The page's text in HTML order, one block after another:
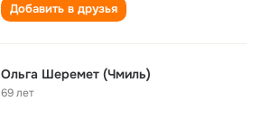
Добавить в друзья
Ольга Шеремет (Чмиль)
69 лет